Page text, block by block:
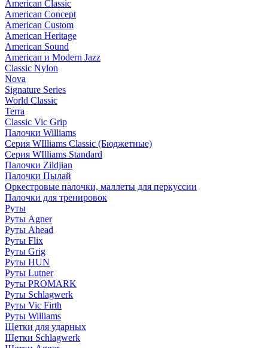
American Classic
American Concept
American Custom
American Heritage
American Sound
American и Modern Jazz
Classic Nylon
Nova
Signature Series
World Classic
Terra
Classic Vic Grip
Палочки Williams
Серия WIlliams Classic (Бюджетные)
Серия WIlliams Standard
Палочки Zildjian
Палочки Пылай
Оркестровые палочки, маллеты для перкуссии
Палочки для тренировок
Руты
Руты Agner
Руты Ahead
Руты Flix
Руты Grig
Руты HUN
Руты Lutner
Руты PROMARK
Руты Schlagwerk
Руты Vic Firth
Руты Williams
Щетки для ударных
Щетки Schlagwerk